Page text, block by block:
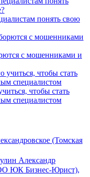
понять свою
с мошенниками и
чтобы стать
специалистом
(Томская
Александр
ЮК Бизнес-Юрист),